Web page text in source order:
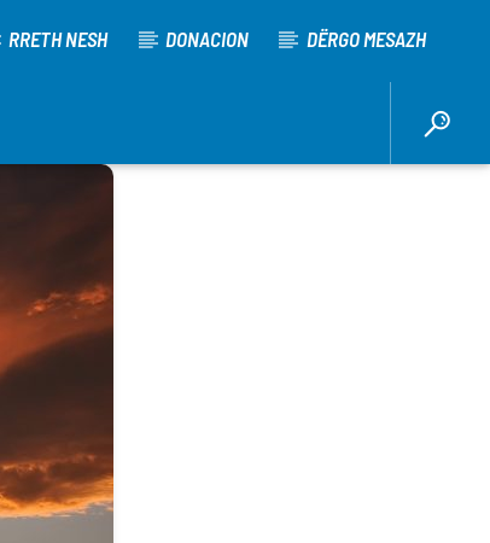
RRETH NESH DONACION DËRGO MESAZH